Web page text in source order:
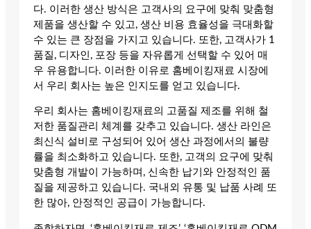
다. 이러한 생산 방식은 고객사의 요구에 맞춰 맞춤형
제품을 생산할 수 있고, 생산 비용 효율성을 극대화할
수 있는 큰 장점을 가지고 있습니다. 또한, 고객사가 1
품질, 디자인, 포장 등을 자유롭게 선택할 수 있어 매
우 유용합니다. 이러한 이유로 홈베이킹재료 시장에
서 우리 회사는 높은 인지도를 얻고 있습니다.
우리 회사는 홈베이킹재료의 고품질 제조를 위해 철
저한 품질관리 체계를 갖추고 있습니다. 생산 라인은
최신식 설비로 구성되어 있어 생산 과정에서의 불량
률을 최소화하고 있습니다. 또한, 고객의 요구에 맞춰
맞춤형 개발이 가능하며, 신속한 납기와 안정적인 품
질을 제공하고 있습니다. 국내외 유통 및 납품 사례 또
한 많아, 안정적인 공급이 가능합니다.